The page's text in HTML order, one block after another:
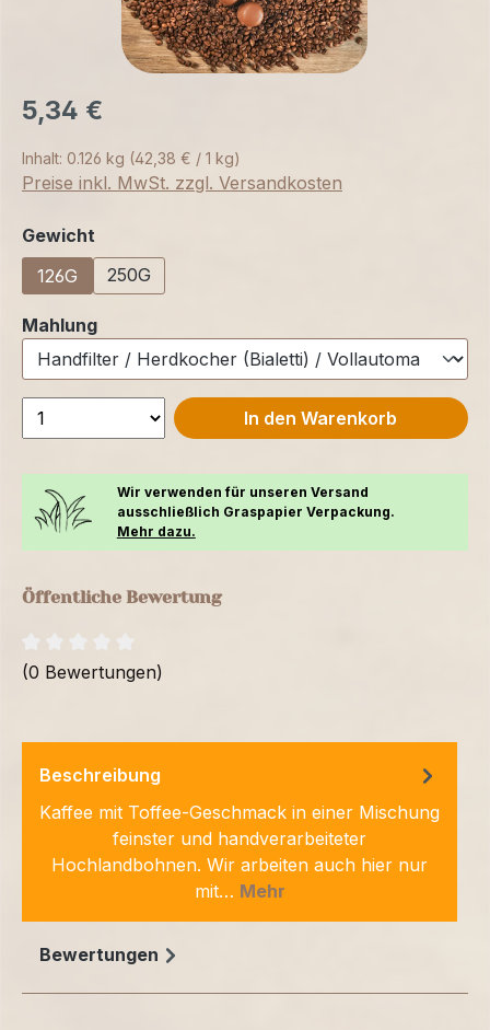
5,34 €
Inhalt: 0.126 kg (42,38 € / 1 kg)
Preise inkl. MwSt. zzgl. Versandkosten
Gewicht
126G
250G
Mahlungauswählen
In den Warenkorb
Wir verwenden für unseren Versand
ausschließlich Graspapier Verpackung.
Mehr dazu.
Öffentliche Bewertung
(0 Bewertungen)
Beschreibung
Kaffee mit Toffee-Geschmack in einer Mischung
feinster und handverarbeiteter
Hochlandbohnen. Wir arbeiten auch hier nur
mit… Mehr
Bewertungen